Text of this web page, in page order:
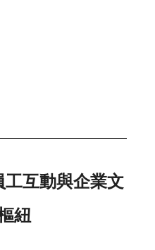
互動與企業文
紐